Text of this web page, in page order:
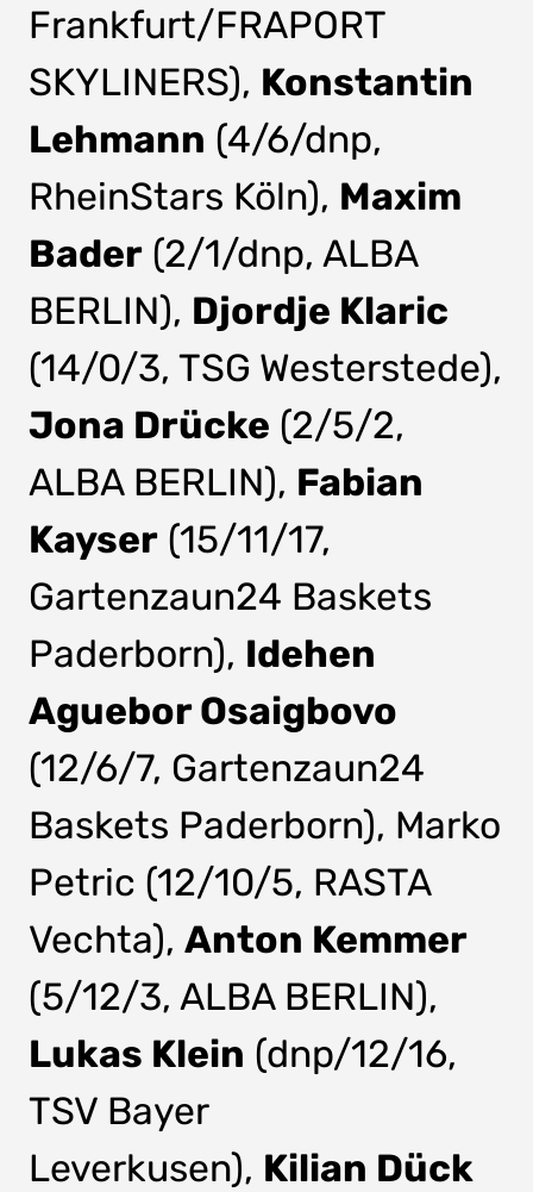
Frankfurt/FRAPORT
SKYLINERS), Konstantin
Lehmann (4/6/dnp,
RheinStars Köln), Maxim
Bader (2/1/dnp, ALBA
BERLIN), Djordje Klaric
(14/0/3, TSG Westerstede),
Jona Drücke (2/5/2,
ALBA BERLIN), Fabian
Kayser (15/11/17,
Gartenzaun24 Baskets
Paderborn), Idehen
Aguebor Osaigbovo
(12/6/7, Gartenzaun24
Baskets Paderborn), Marko
Petric (12/10/5, RASTA
Vechta), Anton Kemmer
(5/12/3, ALBA BERLIN),
Lukas Klein (dnp/12/16,
TSV Bayer
Leverkusen), Kilian Dück